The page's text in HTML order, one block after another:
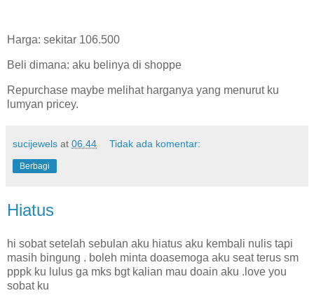
Harga: sekitar 106.500
Beli dimana: aku belinya di shoppe
Repurchase maybe melihat harganya yang menurut ku
lumyan pricey.
sucijewels at 06.44 Tidak ada komentar:
Berbagi
Hiatus
hi sobat setelah sebulan aku hiatus aku kembali nulis tapi
masih bingung . boleh minta doasemoga aku seat terus sm
pppk ku lulus ga mks bgt kalian mau doain aku .love you
sobat ku